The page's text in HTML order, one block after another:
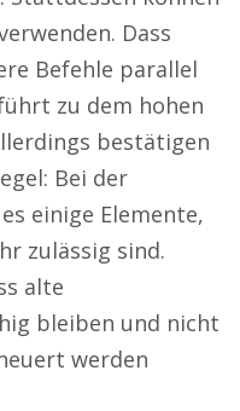
Dass
Befehle parallel
zu dem hohen
bestätigen
Bei der
einige Elemente,
zulässig sind.
alte
bleiben und nicht
werden